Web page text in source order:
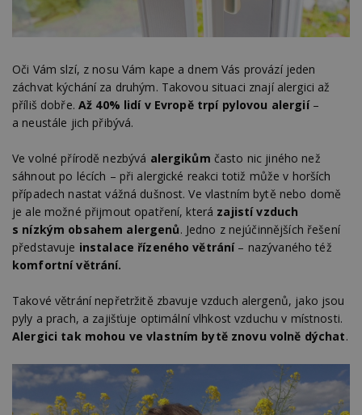
Oči Vám slzí, z nosu Vám kape a dnem Vás provází jeden
záchvat kýchání za druhým. Takovou situaci znají alergici až
příliš dobře. Až 40% lidí v Evropě trpí pylovou alergií–
a neustále jich přibývá.
Ve volné přírodě nezbývá alergikům často nic jiného než
sáhnout po lécích – při alergické reakci totiž může v horších
případech nastat vážná dušnost. Ve vlastním bytě nebo domě
je ale možné přijmout opatření, která zajistí vzduch
s nízkým obsahem alergenů. Jedno z nejúčinnějších řešení
představuje instalace řízeného větrání– nazývaného též
komfortní větrání.
Takové větrání nepřetržitě zbavuje vzduch alergenů, jako jsou
pyly a prach, a zajišťuje optimální vlhkost vzduchu v místnosti.
Alergici tak mohou ve vlastním bytě znovu volně dýchat.